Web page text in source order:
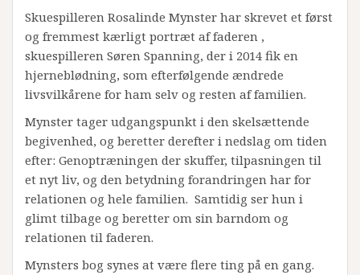
Skuespilleren Rosalinde Mynster har skrevet et først
og fremmest kærligt portræt af faderen ,
skuespilleren Søren Spanning, der i 2014 fik en
hjerneblødning, som efterfølgende ændrede
livsvilkårene for ham selv og resten af familien.
Mynster tager udgangspunkt i den skelsættende
begivenhed, og beretter derefter i nedslag om tiden
efter: Genoptræningen der skuffer, tilpasningen til
et nyt liv, og den betydning forandringen har for
relationen og hele familien. Samtidig ser hun i
glimt tilbage og beretter om sin barndom og
relationen til faderen.
Mynsters bog synes at være flere ting på en gang.